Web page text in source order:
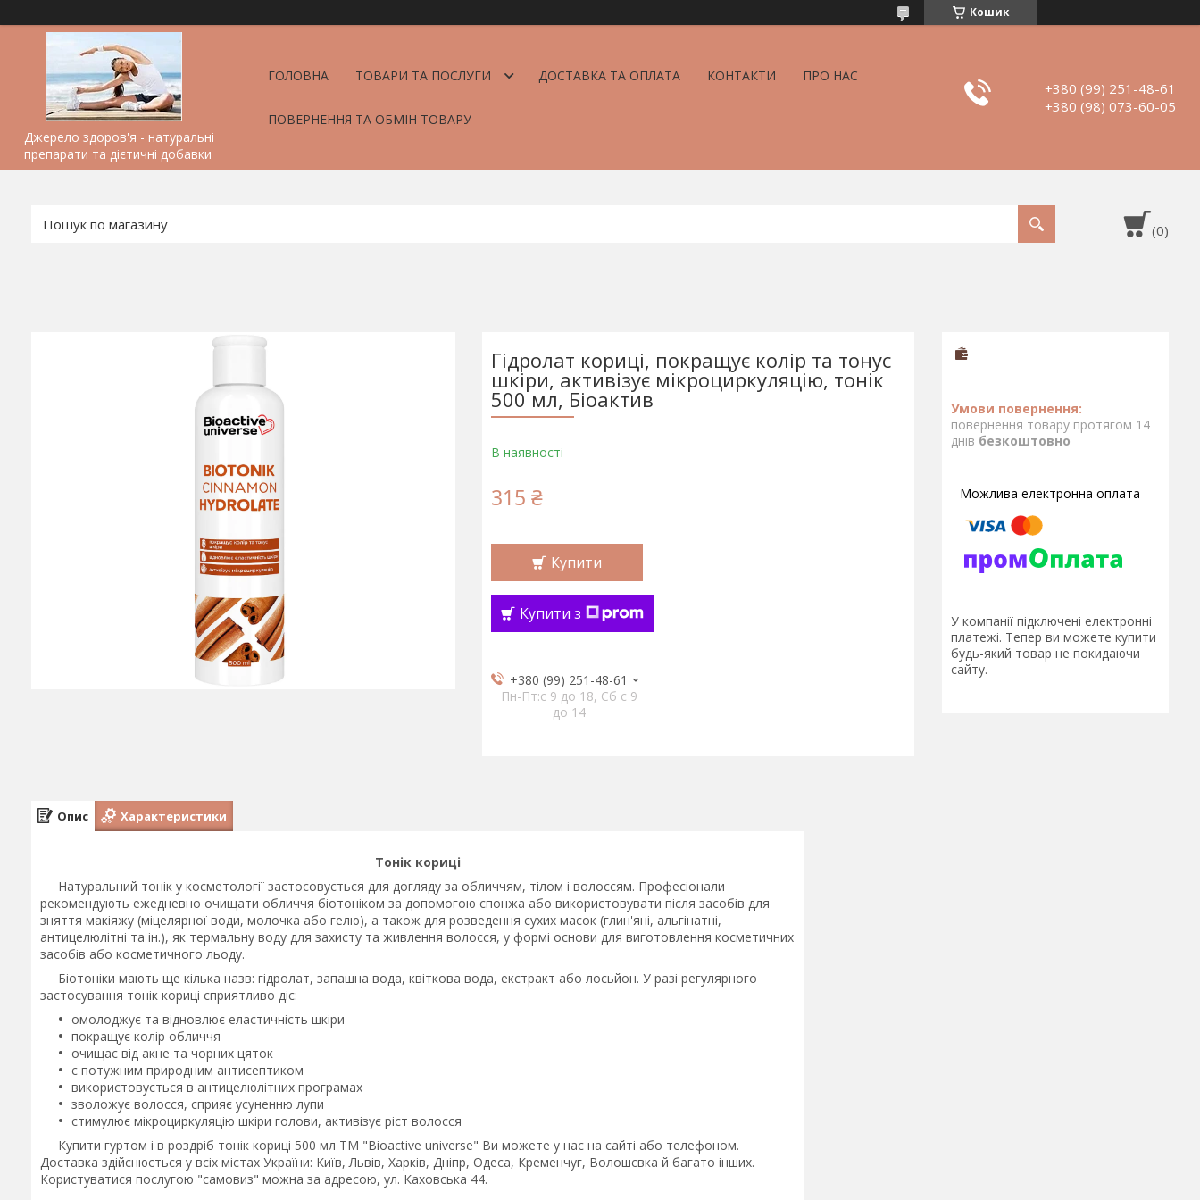
Кошик
Джерело здоров'я - натуральні
препарати та дієтичні добавки
ГОЛОВНА ТОВАРИ ТА ПОСЛУГИ ДОСТАВКА ТА ОПЛАТА КОНТАКТИ ПРО НАС
ПОВЕРНЕННЯ ТА ОБМІН ТОВАРУ
+380 (99) 251-48-61
+380 (98) 073-60-05
Гідролат кориці, покращує колір та тонус
шкіри, активізує мікроциркуляцію, тонік
500 мл, Біоактив
В наявності
315 ₴
Купити
Купити з
+380 (99) 251-48-61
Пн-Пт:c 9 до 18, Сб с 9
до 14
повернення товару протягом 14
днів безкоштовно
У компанії підключені електронні
платежі. Тепер ви можете купити
будь-який товар не покидаючи
сайту.
Опис Характеристики
Тонік кориці
Натуральний тонік у косметології застосовується для догляду за обличчям, тілом і волоссям. Професіонали
рекомендують ежедневно очищати обличчя біотоніком за допомогою спонжа або використовувати після засобів для
зняття макіяжу (міцелярної води, молочка або гелю), а також для розведення сухих масок (глин'яні, альгінатні,
антицелюлітні та ін.), як термальну воду для захисту та живлення волосся, у формі основи для виготовлення косметичних
засобів або косметичного льоду.
Біотоніки мають ще кілька назв: гідролат, запашна вода, квіткова вода, екстракт або лосьйон. У разі регулярного
застосування тонік кориці сприятливо діє:
омолоджує та відновлює еластичність шкіри
покращує колір обличчя
очищає від акне та чорних цяток
є потужним природним антисептиком
використовується в антицелюлітних програмах
зволожує волосся, сприяє усуненню лупи
стимулює мікроциркуляцію шкіри голови, активізує ріст волосся
Купити гуртом і в роздріб тонік кориці 500 мл ТМ "Bioactive universe" Ви можете у нас на сайті або телефоном.
Доставка здійснюється у всіх містах України: Київ, Львів, Харків, Дніпр, Одеса, Кременчуг, Волошєвка й багато інших.
Користуватися послугою "самовиз" можна за адресою, ул. Каховська 44.